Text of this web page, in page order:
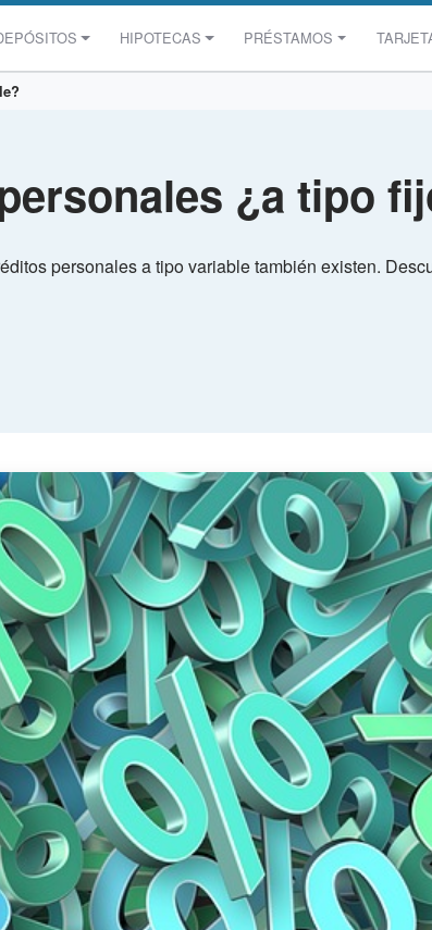
HIPOTECAS PRÉSTAMOS
¿a tipo
personales a tipo variable también existen.